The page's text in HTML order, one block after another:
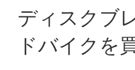
ディスクブ
ドバイクを